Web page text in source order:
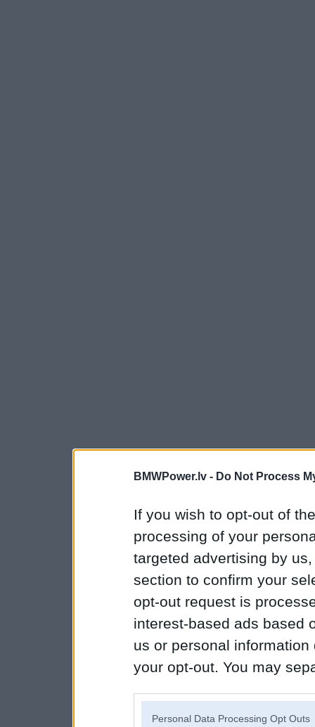
BMWPower.lv - Do Not Process
If you wish to opt-out of
processing of your
targeted advertising by
section to confirm your
opt-out request is
interest-based ads based
us or personal
your opt-out. You may
Personal Data Processing Opt Outs